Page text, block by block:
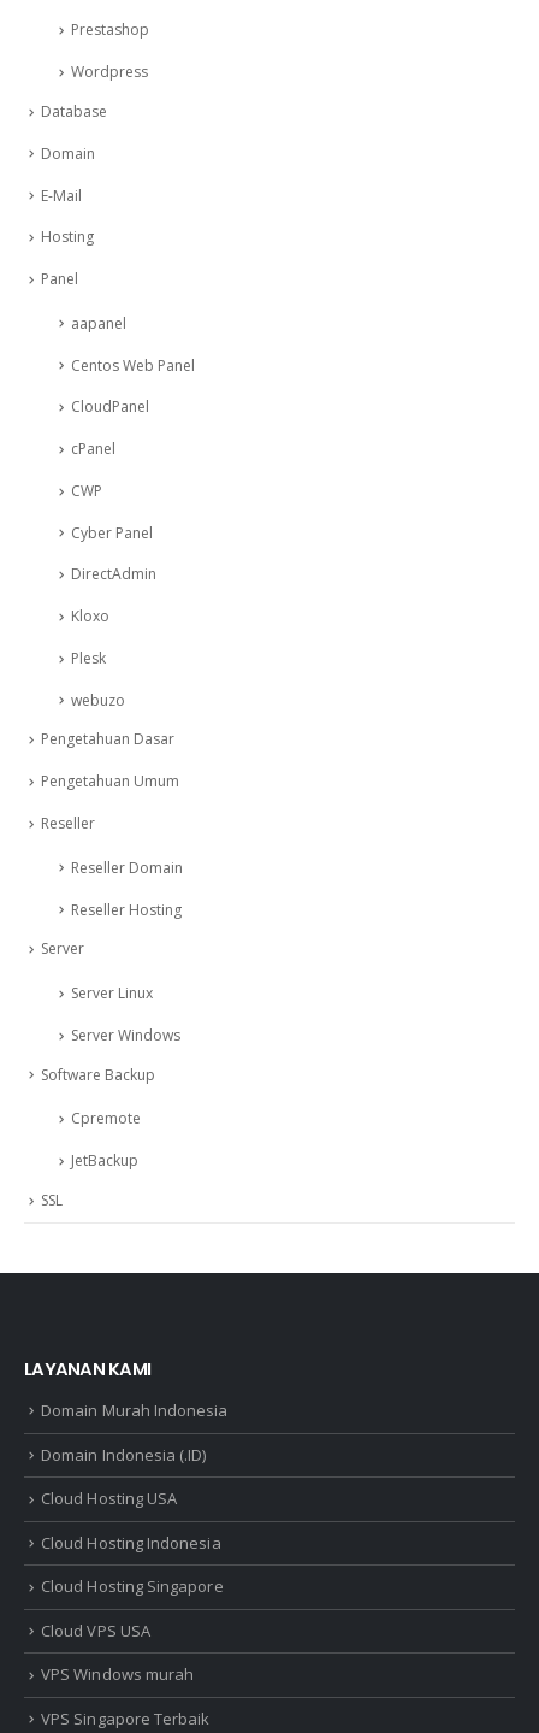
Prestashop
Wordpress
Database
Domain
E-Mail
Hosting
Panel
aapanel
Centos Web Panel
CloudPanel
cPanel
CWP
Cyber Panel
DirectAdmin
Kloxo
Plesk
webuzo
Pengetahuan Dasar
Pengetahuan Umum
Reseller
Reseller Domain
Reseller Hosting
Server
Server Linux
Server Windows
Software Backup
Cpremote
JetBackup
SSL
LAYANAN KAMI
Domain Murah Indonesia
Domain Indonesia (.ID)
Cloud Hosting USA
Cloud Hosting Indonesia
Cloud Hosting Singapore
Cloud VPS USA
VPS Windows murah
VPS Singapore Terbaik